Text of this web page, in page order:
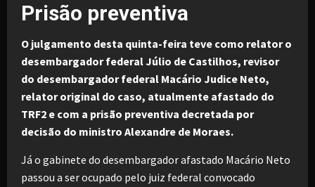
Prisão preventiva
O julgamento desta quinta-feira teve como relator o
desembargador federal Júlio de Castilhos, revisor
do desembargador federal Macário Judice Neto,
relator original do caso, atualmente afastado do
TRF2 e com a prisão preventiva decretada por
decisão do ministro Alexandre de Moraes.
Já o gabinete do desembargador afastado Macário Neto
passou a ser ocupado pelo juiz federal convocado